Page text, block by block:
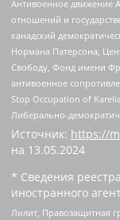
Антивоенное движение
отношений и
канадский
Нормана Патерсона,
Свободу, Фонд имени
антивоенное
Stop Occupation of
Либерально-
Источник: https://
на 13.05.2024
* Сведения
иностранного
Лилит, Правозащитная